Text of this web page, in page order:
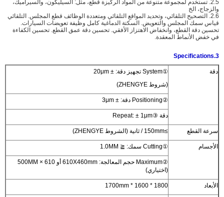
2.5. تستخدم لمجموعة متنوعة من المواد الركيزة قطع، مثل: السيليكون، والسيراميك،
والزجاج، الخ
2.6. التصحيح التلقائي، وتحديد المواقع التلقائي ومتعددة الوظائف قطع المجلس. التلقائي
قياس سمك المجلس والتعويض. السكتة الدماغية كامل وظيفة تعويضات السيارات.
تحسين دقة القطع، وانخفاض الاهتزاز الأفقي. تحسين دقة عمق القطع. تحسين الكفاءة
في خفض الأنماط المعقدة.
3.Specifications
دقة
①System تجهيز دقة: ± 20μm
(شروط ZHENGYE)
②Positioning دقة: ± 3μm
دقة ③Repeat: ± 1μm
سرعة القطع ≥150mm / ثانية (الشروط ZHENGYE)
الأجسام ①Cutting سمك: ≦ 1.0MM
②Maximum حجم المعالجة: 610X460mm أو 610 × 500MM
(اختياري)
الأبعاد 1800 * 1600 * 1700mm